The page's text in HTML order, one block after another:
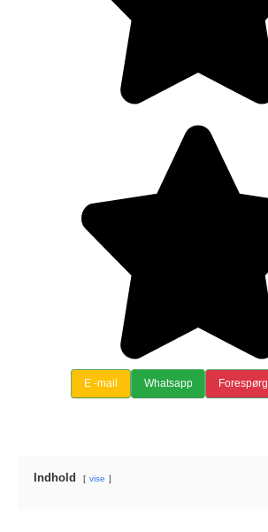
E -mail Whatsapp
Indhold vise